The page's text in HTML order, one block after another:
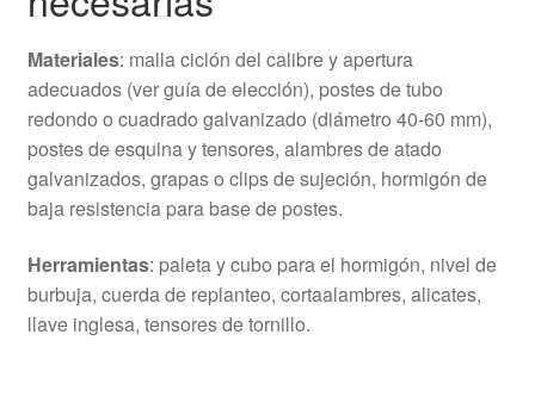
Materiales: malla ciclón del calibre y apertura
adecuados (ver guía de elección), postes de tubo
redondo o cuadrado galvanizado (diámetro 40-60 mm),
postes de esquina y tensores, alambres de atado
galvanizados, grapas o clips de sujeción, hormigón de
baja resistencia para base de postes.
Herramientas: paleta y cubo para el hormigón, nivel de
burbuja, cuerda de replanteo, cortaalambres, alicates,
llave inglesa, tensores de tornillo.